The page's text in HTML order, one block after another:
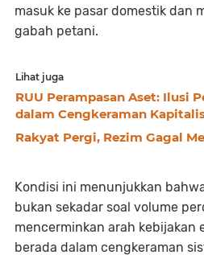
masuk ke pasar domestik dan
gabah petani.
Lihat juga
RUU Perampasan Aset: Ilusi
dalam Cengkeraman
Rakyat Pergi, Rezim Gagal
Kondisi ini menunjukkan
bukan sekadar soal volume
mencerminkan arah kebijakan
berada dalam cengkeraman